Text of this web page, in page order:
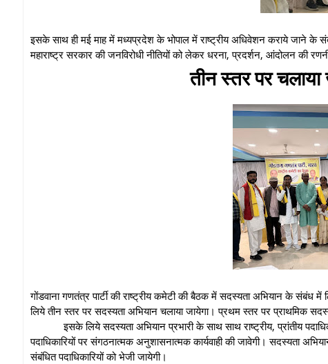
इसके साथ ही मई माह में मध्यप्रदेश के भोपाल में राष्ट्रीय अधिवेशन कराये जाने के
महाराष्ट्र सरकार की जनविरोधी नीतियों को लेकर धरना, प्रदर्शन, आंदोलन की
तीन स्तर पर
गोंडवाना गणतंत्र पार्टी की राष्ट्रीय कमेटी की बैठक में सदस्यता अभियान के
लिये तीन स्तर पर सदस्यता अभियान चलाया जायेगा। प्रथम स्तर पर प्राथमिक
इसके लिये सदस्यता अभियान प्रभारी के साथ साथ राष्ट्रीय, प्रांतीय
पदाधिकारियों पर संगठनात्मक अनुशासनात्मक कार्यवाही की जावेगी। सदस्यता
संबंधित पदाधिकारियों को भेजी जायेगी।